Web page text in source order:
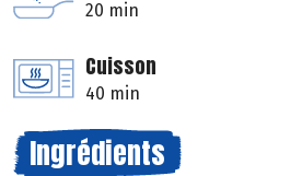
20 min
Cuisson
40 min
Ingrédients